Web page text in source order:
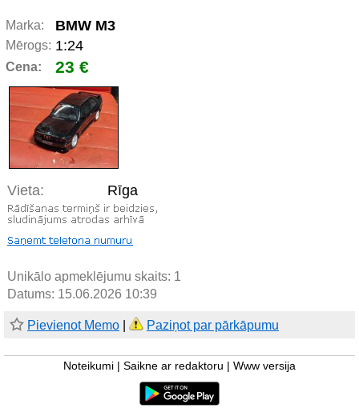
Marka: BMW M3
Mērogs: 1:24
Cena: 23 €
Vieta: Rīga
Unikālo apmeklējumu skaits: 1
Datums: 15.06.2026 10:39
Pievienot Memo Paziņot par pārkāpumu
Noteikumi Saikne ar redaktoru Www versija